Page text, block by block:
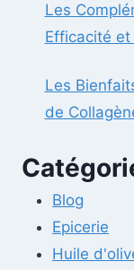
Les
Efficacité et
Les
de
Blog
Epicerie
Huile